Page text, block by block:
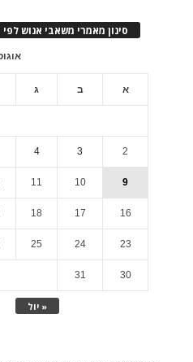
סינון מאמרי משאבי אנוש
אוגוסט
א ב ג
« יול
2
3
4
9
10
11
16
17
18
23
24
25
30
31